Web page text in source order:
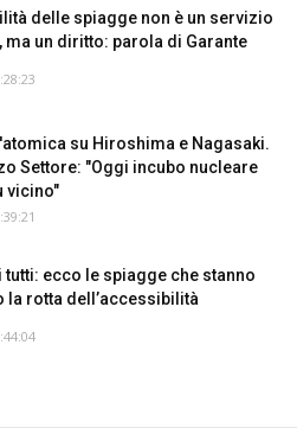
delle spiagge non è un servizio
ma un diritto: parola di Garante
su Hiroshima e Nagasaki.
Settore: "Oggi incubo nucleare
vicino"
tutti: ecco le spiagge che stanno
la rotta dell’accessibilità